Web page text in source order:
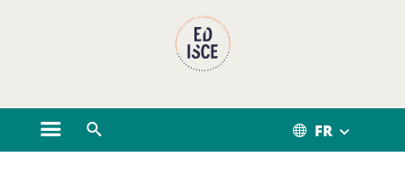
Ouvrir le menu principal FR